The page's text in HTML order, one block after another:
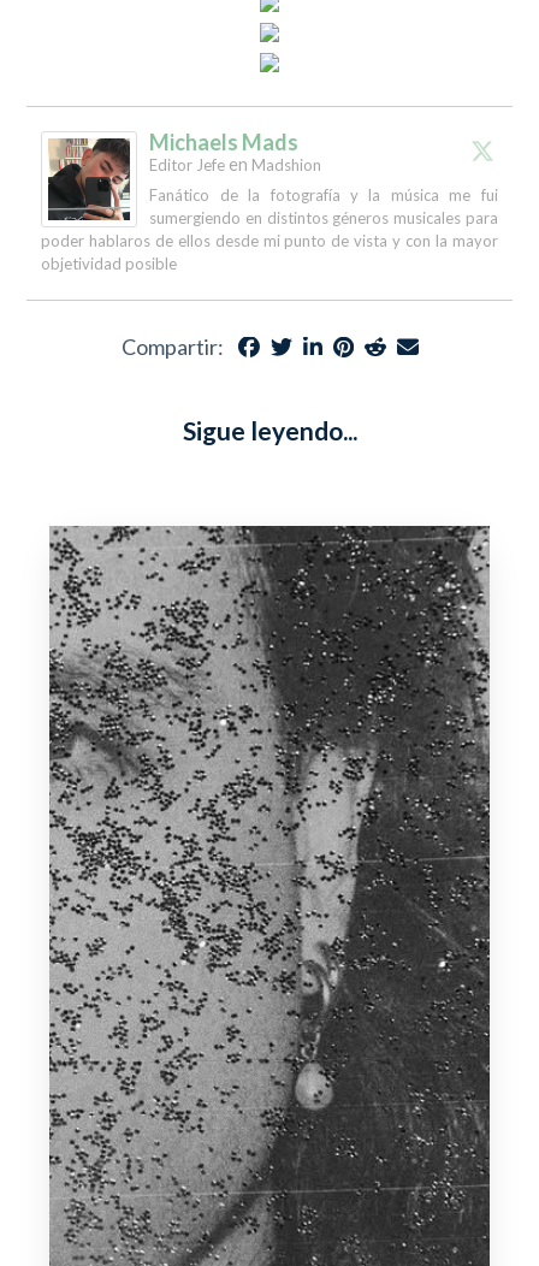
Michaels Mads
Editor Jefe en Madshion
Fanático de la fotografía y la música me fui
sumergiendo en distintos géneros musicales para
poder hablaros de ellos desde mi punto de vista y con la mayor
objetividad posible
Compartir:
Sigue leyendo...